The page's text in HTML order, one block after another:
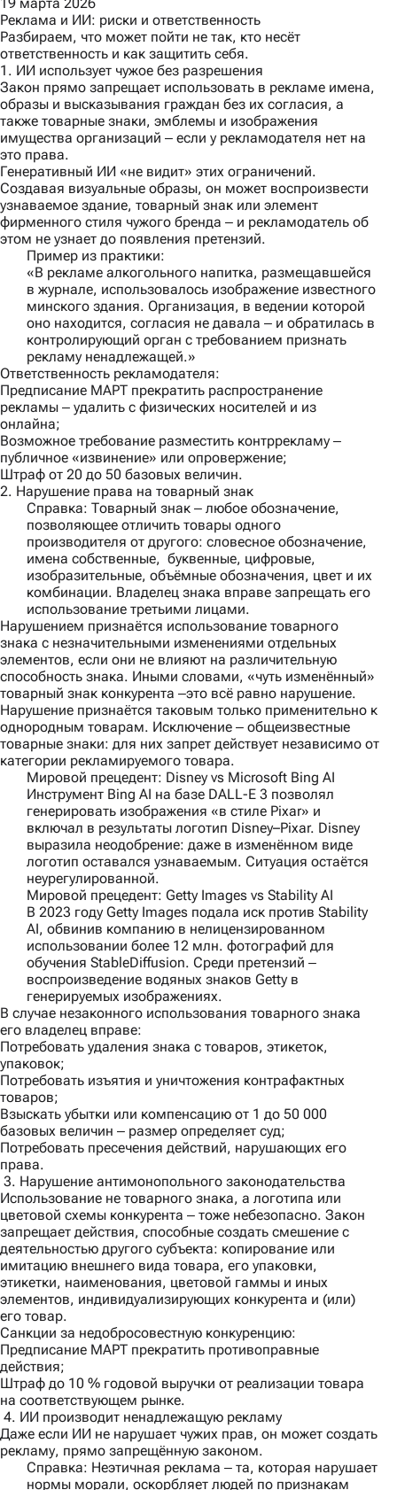
19 марта 2026
Реклама и ИИ: риски и ответственность
Разбираем, что может пойти не так, кто несёт
ответственность и как защитить себя.
1. ИИ использует чужое без разрешения
Закон прямо запрещает использовать в рекламе имена,
образы и высказывания граждан без их согласия, а
также товарные знаки, эмблемы и изображения
имущества организаций ‒ если у рекламодателя нет на
это права.
Генеративный ИИ «не видит» этих ограничений.
Создавая визуальные образы, он может воспроизвести
узнаваемое здание, товарный знак или элемент
фирменного стиля чужого бренда ‒ и рекламодатель об
этом не узнает до появления претензий.
Пример из практики:
«В рекламе алкогольного напитка, размещавшейся
в журнале, использовалось изображение известного
минского здания. Организация, в ведении которой
оно находится, согласия не давала ‒ и обратилась в
контролирующий орган с требованием признать
рекламу ненадлежащей.»
Ответственность рекламодателя:
Предписание МАРТ прекратить распространение
рекламы ‒ удалить с физических носителей и из
онлайна;
Возможное требование разместить контррекламу ‒
публичное «извинение» или опровержение;
Штраф от 20 до 50 базовых величин.
2. Нарушение права на товарный знак
Справка: Товарный знак ‒ любое обозначение,
позволяющее отличить товары одного
производителя от другого: словесное обозначение,
имена собственные, буквенные, цифровые,
изобразительные, объёмные обозначения, цвет и их
комбинации. Владелец знака вправе запрещать его
использование третьими лицами.
Нарушением признаётся использование товарного
знака с незначительными изменениями отдельных
элементов, если они не влияют на различительную
способность знака. Иными словами, «чуть изменённый»
товарный знак конкурента ‒это всё равно нарушение.
Нарушение признаётся таковым только применительно к
однородным товарам. Исключение ‒ общеизвестные
товарные знаки: для них запрет действует независимо от
категории рекламируемого товара.
Мировой прецедент: Disney vs Microsoft Bing AI
Инструмент Bing AI на базе DALL-E 3 позволял
генерировать изображения «в стиле Pixar» и
включал в результаты логотип Disney–Pixar. Disney
выразила неодобрение: даже в изменённом виде
логотип оставался узнаваемым. Ситуация остаётся
неурегулированной.
Мировой прецедент: Getty Images vs Stability AI
В 2023 году Getty Images подала иск против Stability
AI, обвинив компанию в нелицензированном
использовании более 12 млн. фотографий для
обучения StableDiffusion. Среди претензий ‒
воспроизведение водяных знаков Getty в
генерируемых изображениях.
В случае незаконного использования товарного знака
его владелец вправе:
Потребовать удаления знака с товаров, этикеток,
упаковок;
Потребовать изъятия и уничтожения контрафактных
товаров;
Взыскать убытки или компенсацию от 1 до 50 000
базовых величин ‒ размер определяет суд;
Потребовать пресечения действий, нарушающих его
права.
3. Нарушение антимонопольного законодательства
Использование не товарного знака, а логотипа или
цветовой схемы конкурента ‒ тоже небезопасно. Закон
запрещает действия, способные создать смешение с
деятельностью другого субъекта: копирование или
имитацию внешнего вида товара, его упаковки,
этикетки, наименования, цветовой гаммы и иных
элементов, индивидуализирующих конкурента и (или)
его товар.
Санкции за недобросовестную конкуренцию:
Предписание МАРТ прекратить противоправные
действия;
Штраф до 10 % годовой выручки от реализации товара
на соответствующем рынке.
4. ИИ производит ненадлежащую рекламу
Даже если ИИ не нарушает чужих прав, он может создать
рекламу, прямо запрещённую законом.
Справка: Неэтичная реклама ‒ та, которая нарушает
нормы морали, оскорбляет людей по признакам